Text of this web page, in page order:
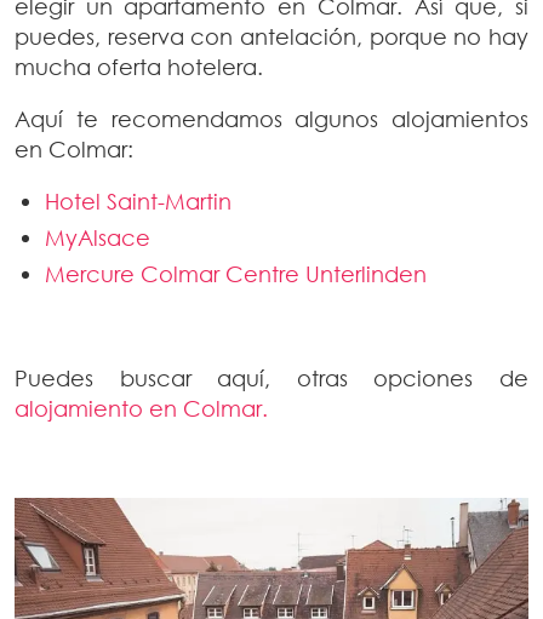
elegir un apartamento en Colmar. Así que, si
puedes, reserva con antelación, porque no hay
mucha oferta hotelera.
Aquí te recomendamos algunos alojamientos
en Colmar:
Hotel Saint-Martin
MyAlsace
Mercure Colmar Centre Unterlinden
Puedes buscar aquí, otras opciones de
alojamiento en Colmar.